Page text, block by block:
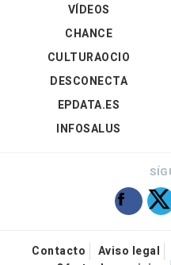
VÍDEOS
CHANCE
CULTURAOCIO
DESCONECTA
EPDATA.ES
INFOSALUS
Contacto Aviso legal